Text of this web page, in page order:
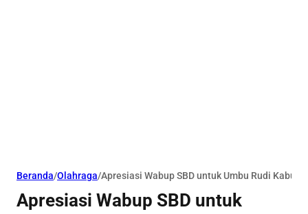
Beranda/Olahraga/Apresiasi Wabup SBD untuk Umbu Rudi
Apresiasi Wabup SBD untuk